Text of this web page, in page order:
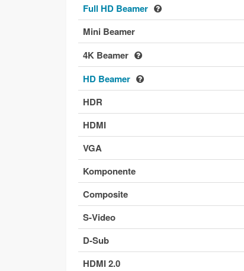
Full HD Beamer
Mini Beamer
4K Beamer
HD Beamer
HDR
HDMI
VGA
Komponente
Composite
S-Video
D-Sub
HDMI 2.0